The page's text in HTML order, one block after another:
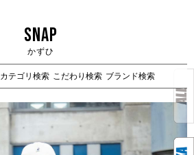
SNAP
かずひ
カテゴリ検索 こだわり検索 ブランド検索